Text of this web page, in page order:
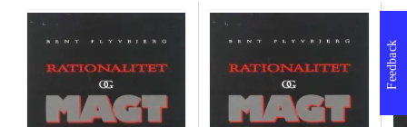
Feedback